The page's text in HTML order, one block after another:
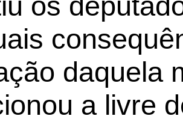
daquela
a livre